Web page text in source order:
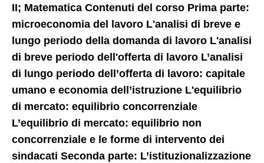
II; Matematica Contenuti del corso Prima parte:
microeconomia del lavoro L'analisi di breve e
lungo periodo della domanda di lavoro L'analisi
di breve periodo dell'offerta di lavoro L’analisi
di lungo periodo dell’offerta di lavoro: capitale
umano e economia dell’istruzione L'equilibrio
di mercato: equilibrio concorrenziale
L’equilibrio di mercato: equilibrio non
concorrenziale e le forme di intervento dei
sindacati Seconda parte: L’istituzionalizzazione